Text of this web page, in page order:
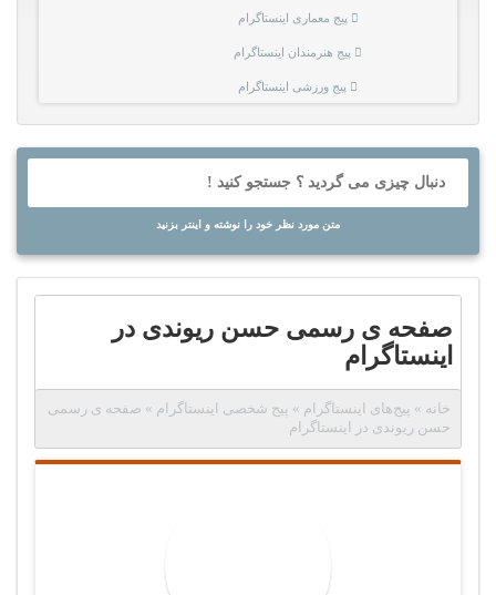
پیج معماری اینستاگرام
پیج هنرمندان اینستاگرام
پیج ورزشی اینستاگرام
متن مورد نظر خود را نوشته و اینتر بزنید
صفحه ی رسمی حسن ریوندی در
اینستاگرام
خانه » پیج‌های اینستاگرام » پیج شخصی اینستاگرام » صفحه ی رسمی
حسن ریوندی در اینستاگرام